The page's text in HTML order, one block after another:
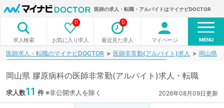
医師の求人・転職・アルバイトはマイナビDOCTOR
求人検索 お気に入り求人
0
最近見た求人
0
マイページ MENU
医師求人・転職のマイナビDOCTOR 医師非常勤(アルバイト)求人 岡山県
岡山県 膠原病科の医師非常勤(アルバイト)求人・転職
求人数11 件※非公開求人を除く 2026年08月09日更新